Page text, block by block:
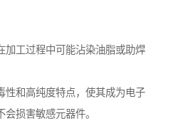
加工过程中可能沾染油脂或助焊
性和高纯度特点，使其成为电子
损害敏感元器件。